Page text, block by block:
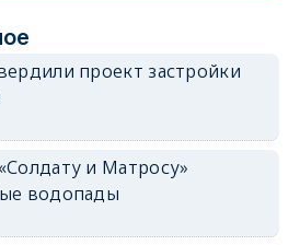
проект застройки
и Матросу»
водопады